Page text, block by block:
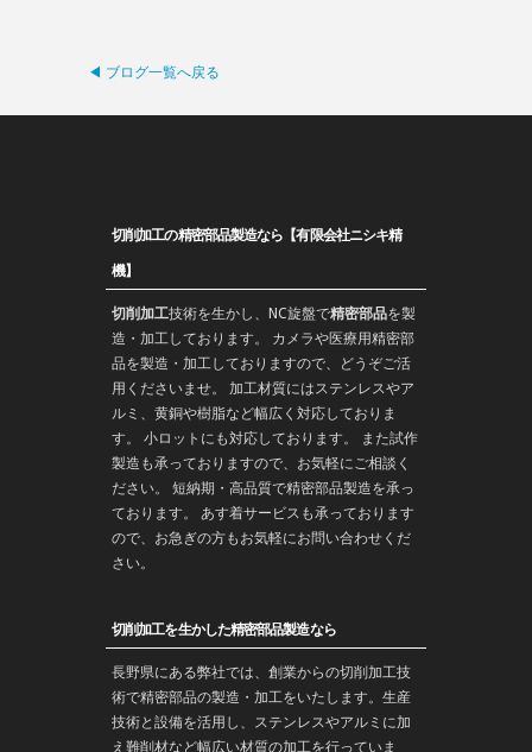
◀ ブログ一覧へ戻る
切削加工の精密部品製造なら【有限会社ニシキ精
機】
切削加工技術を生かし、 NC旋盤で精密部品を製
造 ・加工しております。 カメラや医療用精密部
品を製造・加工しておりますので、どうぞご活
用くださいませ。 加工材質にはステンレスやア
ルミ、黄銅や樹脂など幅広く対応しておりま
す。 小ロットにも対応しております。 また試作
製造 も承っておりますので、お気軽にご相談く
ださい。 短納期・高品質で精密部品製造を承っ
ております。 あす着サービスも承っております
ので、お急ぎの方もお気軽にお問い合わせくだ
さい。
切削加工を生かした精密部品製造なら
長野県にある弊社では、創業からの切削加工技
術で精密部品の製造・ 加工をいたします。生産
技術と設備を活用し、ステンレスやアルミに加
え難削材など幅広い材質の加工を行っていま